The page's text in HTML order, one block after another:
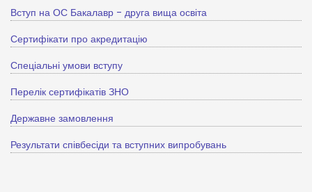
Вступ на ОС Бакалавр - друга вища освіта
Сертифікати про акредитацію
Спеціальні умови вступу
Перелік сертифікатів ЗНО
Державне замовлення
Результати співбесіди та вступних випробувань